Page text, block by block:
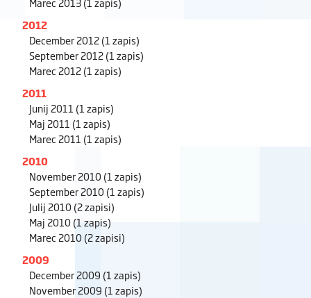
2012
December 2012(1 zapis)
September 2012(1 zapis)
Marec 2012(1 zapis)
2011
Junij 2011 (1 zapis)
Maj 2011 (1 zapis)
Marec 2011 (1 zapis)
2010
November 2010(1 zapis)
September 2010(1 zapis)
Julij 2010(2 zapisi)
Maj 2010(1 zapis)
Marec 2010(2 zapisi)
2009
December 2009 (1 zapis)
November 2009 (1 zapis)